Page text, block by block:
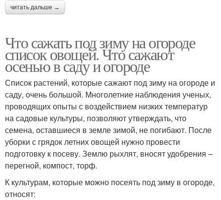
читать дальше →
Что сажать под зиму на огороде
список овощей. Что сажают
осенью в саду и огороде
Список растений, которые сажают под зиму на огороде и
саду, очень большой. Многолетние наблюдения ученых,
проводящих опыты с воздействием низких температур
на садовые культуры, позволяют утверждать, что
семена, оставшиеся в земле зимой, не погибают. После
уборки с грядок летних овощей нужно провести
подготовку к посеву. Землю рыхлят, вносят удобрения –
перегной, компост, торф.
К культурам, которые можно посеять под зиму в огороде,
относят: